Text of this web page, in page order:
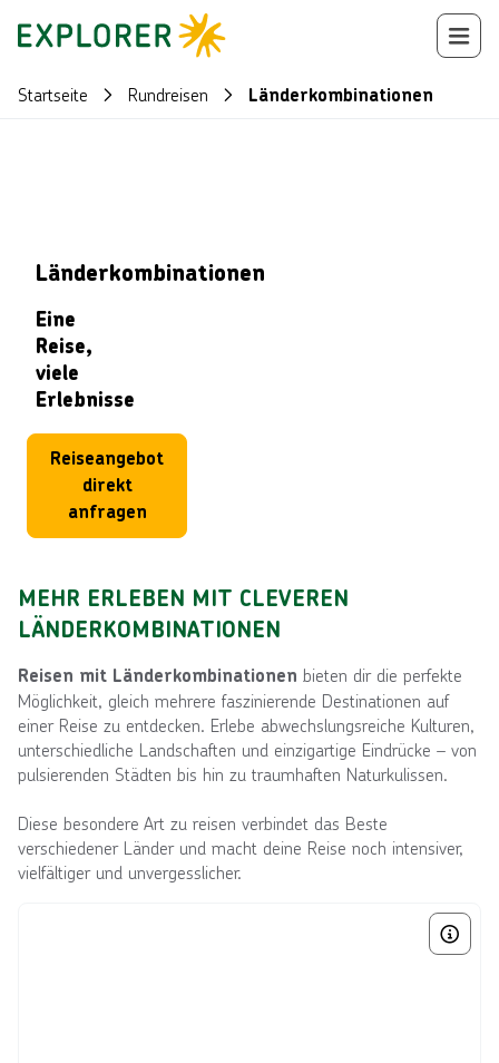
Startseite Rundreisen Länderkombinationen
Länderkombinationen
Eine
Reise,
viele
Erlebnisse
Reiseangebot
direkt
anfragen
MEHR ERLEBEN MIT CLEVEREN
LÄNDERKOMBINATIONEN
Reisen mit Länderkombinationen bieten dir die perfekte
Möglichkeit, gleich mehrere faszinierende Destinationen auf
einer Reise zu entdecken. Erlebe abwechslungsreiche Kulturen,
unterschiedliche Landschaften und einzigartige Eindrücke – von
pulsierenden Städten bis hin zu traumhaften Naturkulissen.
Diese besondere Art zu reisen verbindet das Beste
verschiedener Länder und macht deine Reise noch intensiver,
vielfältiger und unvergesslicher.
Bild von ©